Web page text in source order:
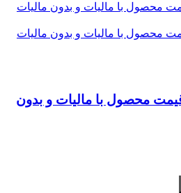
محصول با مالیات و بدون